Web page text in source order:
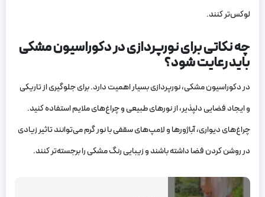
لوکس‌تر کنند.
چه نکاتی برای نورپردازی در دکوراسیون مشکی
باید رعایت شود؟
در دکوراسیون مشکی، نورپردازی بسیار اهمیت دارد. برای جلوگیری از تاریکی
و ایجاد فضایی دلپذیر، از نورهای طبیعی و چراغ‌های ملایم استفاده کنید.
چراغ‌های دیواری، آباژورها و لامپ‌های سقفی با نور گرم می‌توانند تاثیر زیادی
در روشن کردن فضا داشته باشند و زیبایی رنگ مشکی را برجسته‌تر کنند.